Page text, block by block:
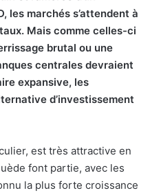
les marchés s’attendent à
Mais comme celles-ci
brutal ou une
centrales devraient
expansive, les
d’investissement
est très attractive en
font partie, avec les
la plus forte croissance